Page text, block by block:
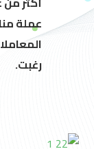
عملة
رغبت.